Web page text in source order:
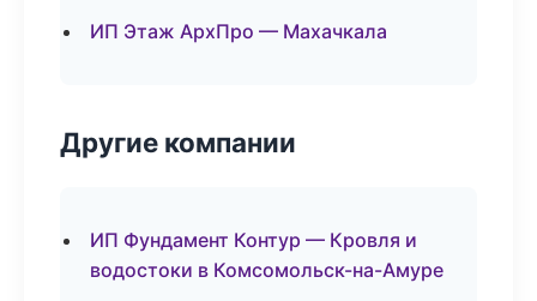
ИП Этаж АрхПро — Махачкала
Другие компании
ИП Фундамент Контур — Кровля и
водостоки в Комсомольск-на-Амуре